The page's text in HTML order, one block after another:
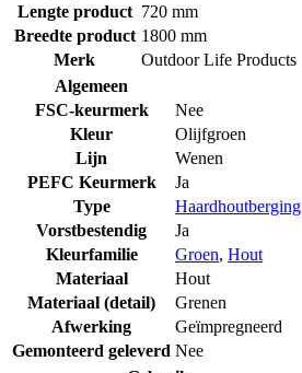
Lengte product 720 mm
Breedte product 1800 mm
Merk
Outdoor Life Products
Algemeen
FSC-keurmerk
Nee
Kleur
Olijfgroen
Lijn
Wenen
PEFC Keurmerk
Ja
Type
Haardhoutberging
Vorstbestendig
Ja
Kleurfamilie
Groen, Hout
Materiaal
Hout
Materiaal (detail)
Grenen
Afwerking
Geïmpregneerd
Gemonteerd geleverd Nee